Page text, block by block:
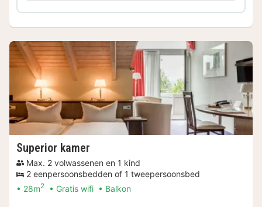
Superior kamer
Max. 2 volwassenen en 1 kind
2 eenpersoonsbedden of 1 tweepersoonsbed
28m2 Gratis wifi Balkon